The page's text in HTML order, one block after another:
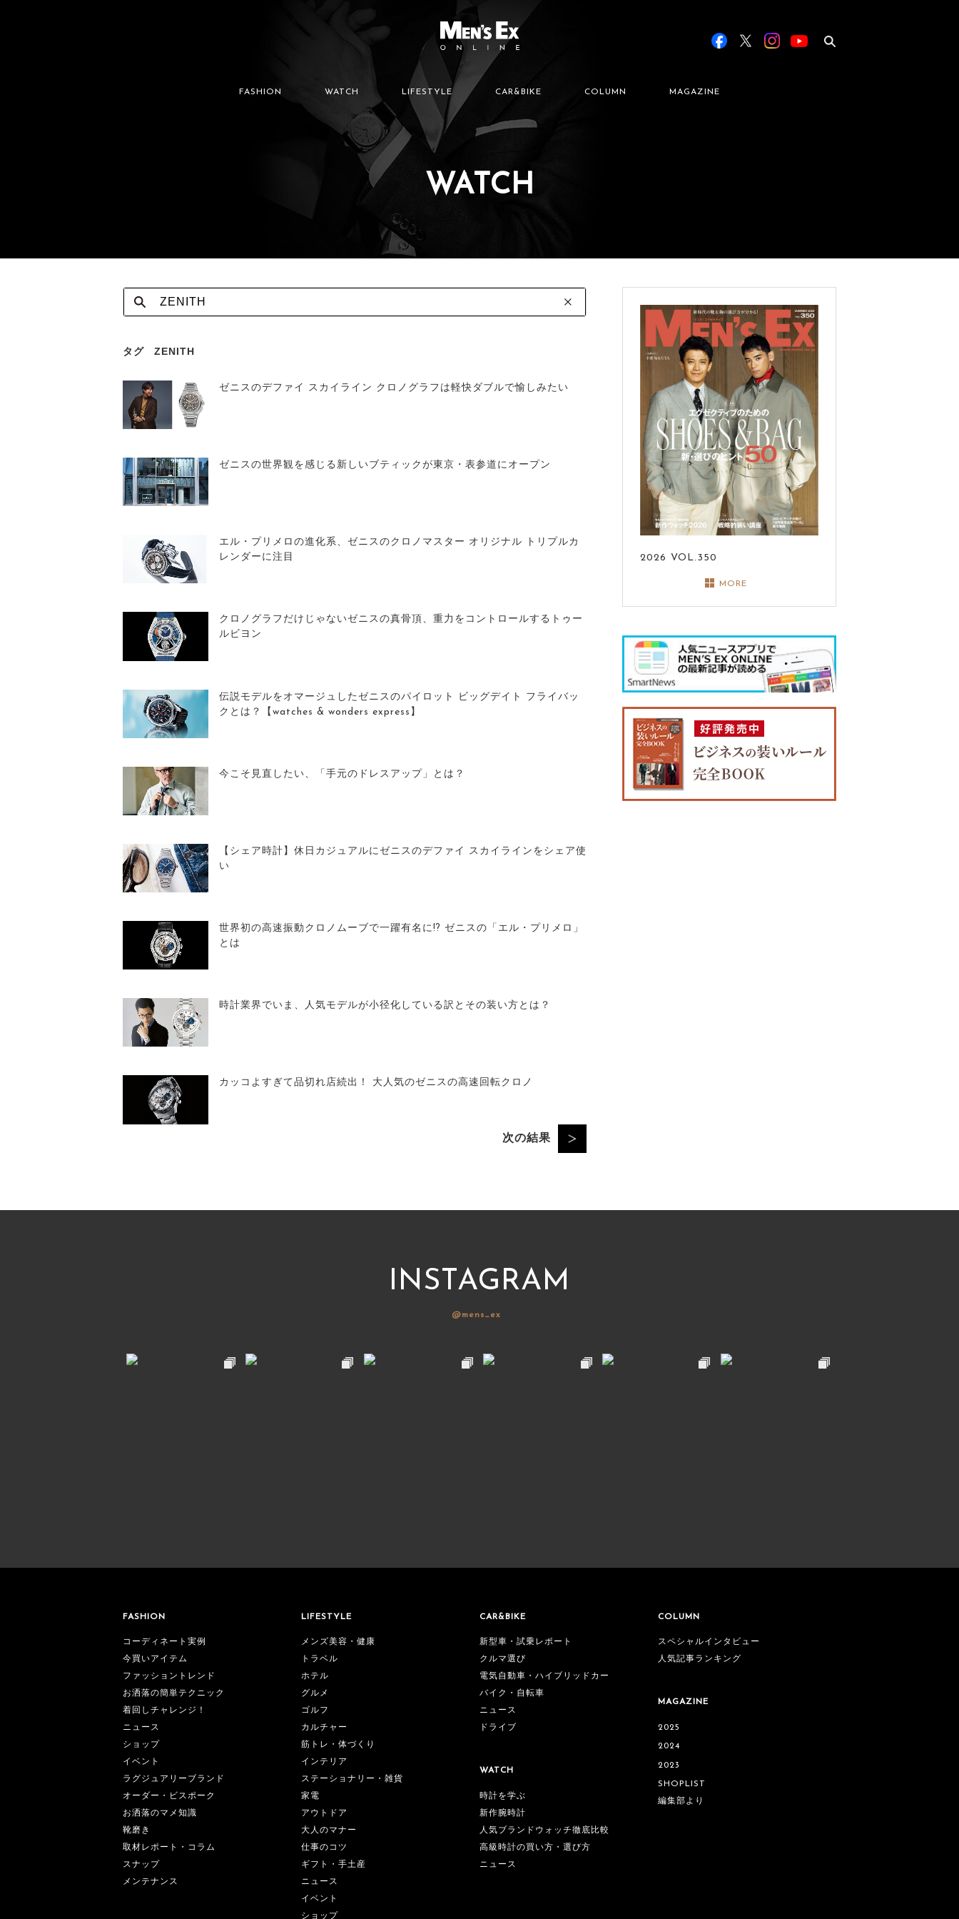
FASHION WATCH LIFESTYLE CAR&BIKE COLUMN MAGAZINE
WATCH
タグ ZENITH
ゼニスのデファイ スカイライン クロノグラフは軽快ダブルで愉しみたい
ゼニスの世界観を感じる新しいブティックが東京・表参道にオープン
エル・プリメロの進化系、ゼニスのクロノマスター オリジナル トリプルカ
レンダーに注目
クロノグラフだけじゃないゼニスの真骨頂、重力をコントロールするトゥー
ルビヨン
伝説モデルをオマージュしたゼニスのパイロット ビッグデイト フライバッ
クとは？【watches & wonders express】
今こそ見直したい、「手元のドレスアップ」とは？
【シェア時計】休日カジュアルにゼニスのデファイ スカイラインをシェア使
い
世界初の高速振動クロノムーブで一躍有名に⁉ ゼニスの「エル・プリメロ」
とは
時計業界でいま、人気モデルが小径化している訳とその装い方とは？
カッコよすぎて品切れ店続出！ 大人気のゼニスの高速回転クロノ
次の結果
2026 VOL.350
MORE
INSTAGRAM
@mens_ex
FASHION
コーディネート実例
今買いアイテム
ファッショントレンド
お洒落の簡単テクニック
着回しチャレンジ！
ニュース
ショップ
イベント
ラグジュアリーブランド
オーダー・ビスポーク
お洒落のマメ知識
靴磨き
取材レポート・コラム
スナップ
メンテナンス
LIFESTYLE
メンズ美容・健康
トラベル
ホテル
グルメ
ゴルフ
カルチャー
筋トレ・体づくり
インテリア
ステーショナリー・雑貨
家電
アウトドア
大人のマナー
仕事のコツ
ギフト・手土産
ニュース
イベント
ショップ
CAR&BIKE
新型車・試乗レポート
クルマ選び
電気自動車・ハイブリッドカー
バイク・自転車
ニュース
ドライブ
WATCH
時計を学ぶ
新作腕時計
人気ブランドウォッチ徹底比較
高級時計の買い方・選び方
ニュース
COLUMN
スペシャルインタビュー
人気記事ランキング
MAGAZINE
2025
2024
2023
SHOPLIST
編集部より